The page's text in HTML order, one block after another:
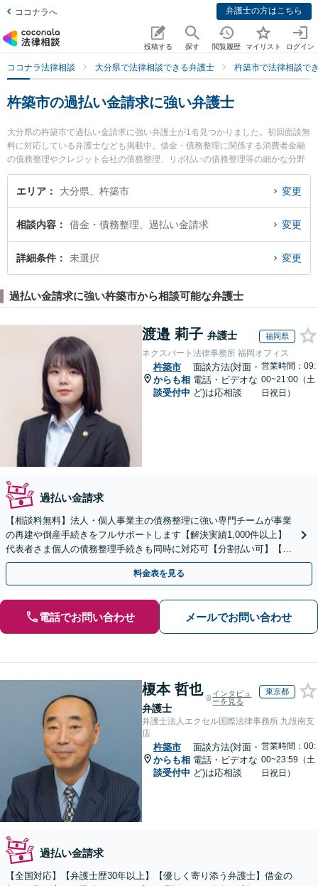
ココナラへ 弁護士の方はこちら
投稿する 探す 閲覧履歴 マイリスト ログイン
ココナラ法律相談 大分県で法律相談できる弁護士 杵築市で法律相談で
杵築市の過払い金請求に強い弁護士
大分県の杵築市で過払い金請求に強い弁護士が1名見つかりました。初回面談無
料に対応している弁護士なども掲載中。借金・債務整理に関係する消費者金融
の債務整理やクレジット会社の債務整理、リボ払いの債務整理等の細かな分野
での絞り込み検索もでき便利です。特に弁護士法人古庄総合法律事務所の森若
利幸弁護士のプロフィール情報や弁護士費用、強みなどが注目されています。
したい』『初回相談無料で過払い金請求を法律相談できる杵築市内の弁護士に
相談予約したい』などでお困りの相談者さんにおすすめです。
エリア 大分県、杵築市 変更
相談内容 借金・債務整理、過払い金請求 変更
詳細条件 未選択 変更
過払い金請求に強い杵築市から相談可能な弁護士
渡邉 莉子 弁護士 福岡県
ネクスパート法律事務所 福岡オフィス
杵築市
からも相
談受付中
面談方法(対面・
電話・ビデオな
ど)は応相談
営業時間：09:
00~21:00（土
日祝日）
過払い金請求
【相談料無料】法人・個人事業主の債務整理に強い専門チームが事業
の再建や倒産手続きをフルサポートします【解決実績1,000件以上】
代表者さま個人の債務整理手続きも同時に対応可【分割払い可】【後
払い応相談】【夜間・休日相談可】
料金表を見る
電話でお問い合わせ メールでお問い合わせ
榎本 哲也
弁護士
インタビュ
ーを見る
東京都
弁護士法人エクセル国際法律事務所 九段南支
店
杵築市
からも相
談受付中
面談方法(対面・
電話・ビデオな
ど)は応相談
営業時間：00:
00~23:59（土
日祝日）
過払い金請求
【全国対応】【弁護士歴30年以上】【優しく寄り添う弁護士】借金の